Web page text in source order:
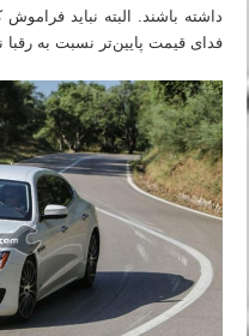
داشته باشند. البته نباید
فدای قیمت پایین‌تر نسبت به